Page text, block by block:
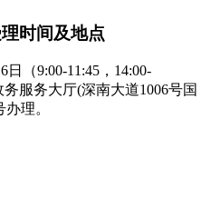
时间及地点
（9:00-11:45，14:00-
服务大厅(深南大道1006号国
理。